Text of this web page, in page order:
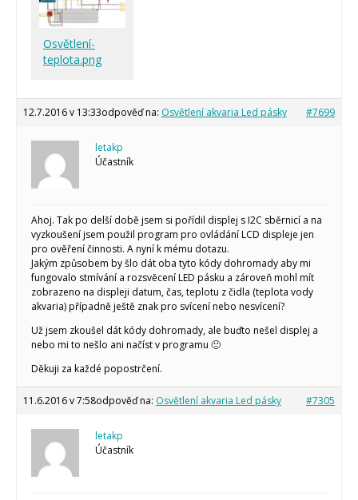
Osvětlení-
teplota.png
12.7.2016 v 13:33odpověď na: Osvětlení akvaria Led pásky #7699
letakp
Účastník
Ahoj. Tak po delší době jsem si pořídil displej s I2C sběrnicí a na
vyzkoušení jsem použil program pro ovládání LCD displeje jen
pro ověření činnosti. A nyní k mému dotazu.
Jakým způsobem by šlo dát oba tyto kódy dohromady aby mi
fungovalo stmívání a rozsvěcení LED pásku a zároveň mohl mít
zobrazeno na displeji datum, čas, teplotu z čidla (teplota vody
akvaria) případně ještě znak pro svícení nebo nesvícení?
Už jsem zkoušel dát kódy dohromady, ale buďto nešel displej a
nebo mi to nešlo ani načíst v programu 🙁
Děkuji za každé popostrčení.
11.6.2016 v 7:58odpověď na: Osvětlení akvaria Led pásky #7305
letakp
Účastník